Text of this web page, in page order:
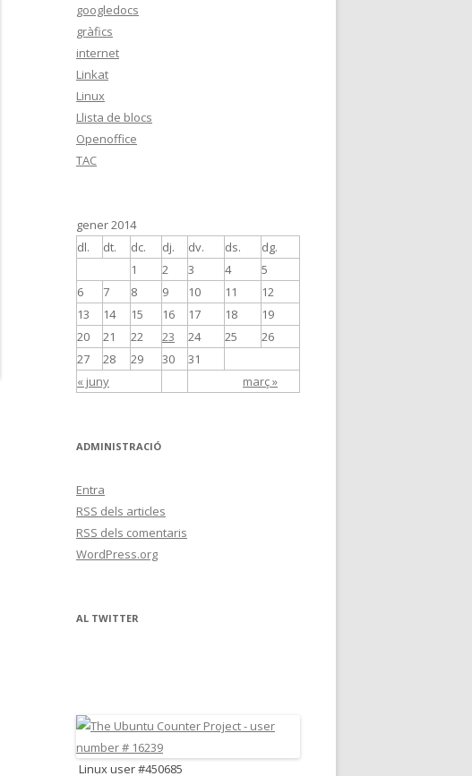
googledocs
gràfics
internet
Linkat
Linux
Llista de blocs
Openoffice
TAC
gener 2014
dl.
dt. dc. dj. dv. ds. dg.
« juny març »
1 2 3 4
5
6
7 8 9 10 11
12
13
14 15 16 17 18
19
20
21 22 23 24 25
26
27
28 29 30 31
ADMINISTRACIÓ
Entra
RSS dels articles
RSS dels comentaris
WordPress.org
AL TWITTER
Linux user #450685